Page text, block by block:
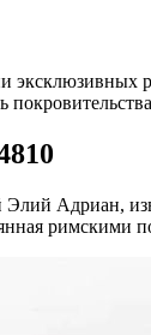
Адриан,
римскими